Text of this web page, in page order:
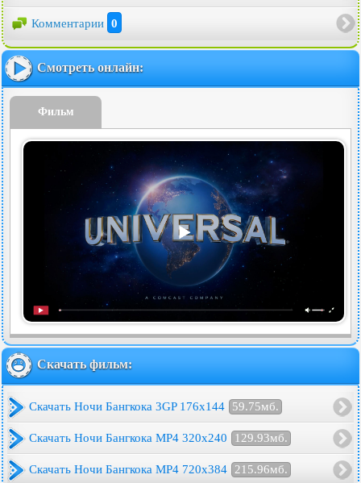
Комментарии 0
Смотреть онлайн:
Фильм
Скачать фильм:
Скачать Ночи Бангкока 3GP 176x144 59.75мб.
Скачать Ночи Бангкока MP4 320x240 129.93мб.
Скачать Ночи Бангкока MP4 720x384 215.96мб.